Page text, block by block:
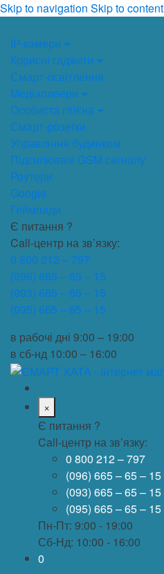
Skip to navigation Skip to content
IP-камери
Корисні гаджети
Смарт-освітлення
Медіаплеери
Особиста гігієна
Смарт-розетки
Управління будинком
Підсилювачі GSM сигналу
Роутери
Google
Геймпади
Є питання ?
Call-центр на зв’язку:
0 800 212 – 797
(096) 665 – 65 – 15
(093) 665 – 65 – 15
(095) 665 – 65 – 15
в рабочі дні 9:00 – 19:00
в сб-нд 10:00 – 16:00
×
Є питання ?
Call-центр на зв’язку:
0 800 212 – 797
(096) 665 – 65 – 15
(093) 665 – 65 – 15
(095) 665 – 65 – 15
Пн-Пт: 9:00 - 19:00
Сб-Нд: 10:00 - 16:00
0